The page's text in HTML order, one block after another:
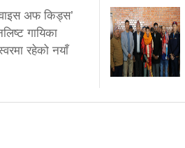
अफ किड्स’
गायिका
रहेको नयाँ